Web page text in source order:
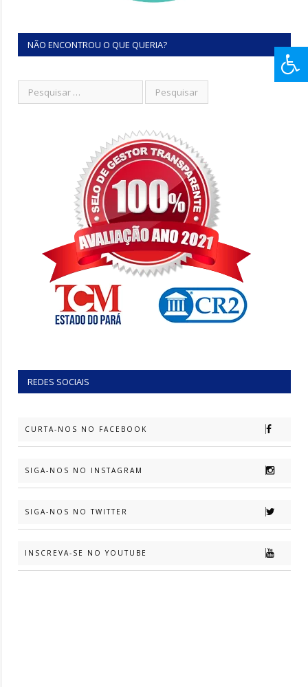
NÃO ENCONTROU O QUE QUERIA?
REDES SOCIAIS
CURTA-NOS NO FACEBOOK
SIGA-NOS NO INSTAGRAM
SIGA-NOS NO TWITTER
INSCREVA-SE NO YOUTUBE